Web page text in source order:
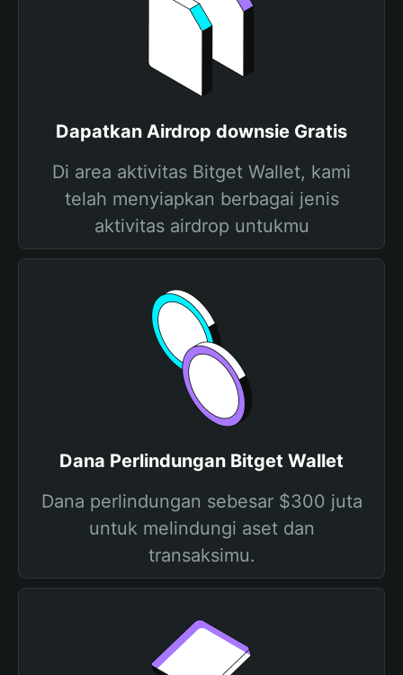
Dapatkan Airdrop downsie Gratis
Di area aktivitas Bitget Wallet, kami
telah menyiapkan berbagai jenis
aktivitas airdrop untukmu
Dana Perlindungan Bitget Wallet
Dana perlindungan sebesar $300 juta
untuk melindungi aset dan
transaksimu.